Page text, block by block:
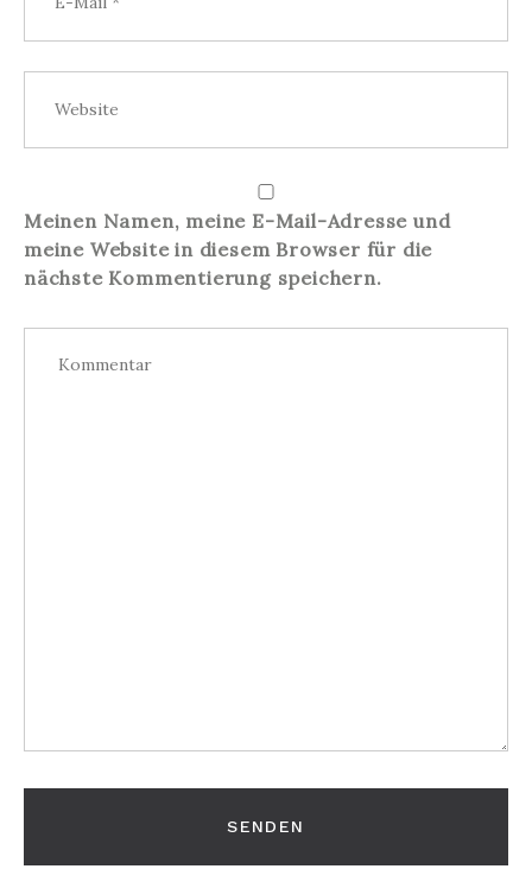
Meinen Namen, meine E-Mail-Adresse und
meine Website in diesem Browser für die
nächste Kommentierung speichern.